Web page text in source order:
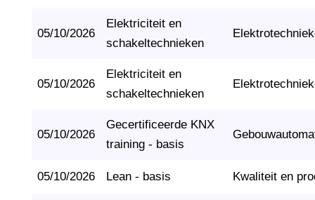
05/10/2026
Elektriciteit en
schakeltechnieken
05/10/2026
Elektriciteit en
schakeltechnieken
05/10/2026
Gecertificeerde KNX
training - basis
05/10/2026 Lean - basis Kwaliteit en